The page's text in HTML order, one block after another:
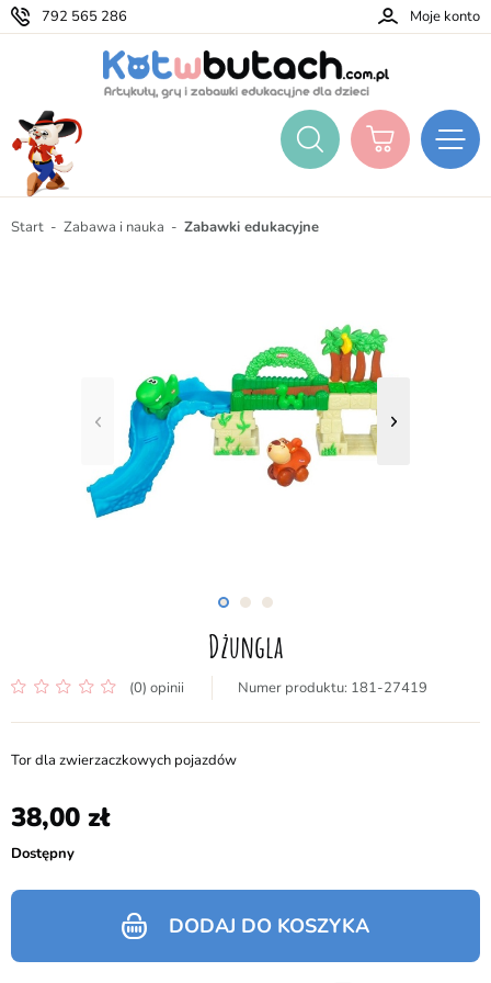
792 565 286 Moje konto
Start Zabawa i nauka Zabawki edukacyjne
Dżungla
(0) opinii 181-27419
Tor dla zwierzaczkowych pojazdów
38,00
Dostępny
DODAJ DO KOSZYKA